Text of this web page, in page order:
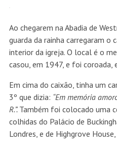
Ao chegarem na Abadia de
guarda da rainha carregaram o
interior da igreja. O local é o
casou, em 1947, e foi coroada,
Em cima do caixão, tinha um
3º que dizia: “Em memória
R.”. Também foi colocado uma
colhidas do Palácio de
Londres, e de Highgrove